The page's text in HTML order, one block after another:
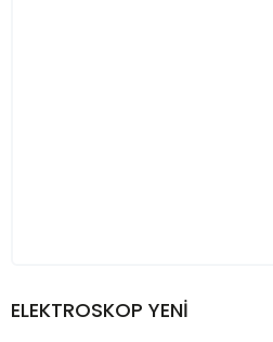
ELEKTROSKOP YENİ